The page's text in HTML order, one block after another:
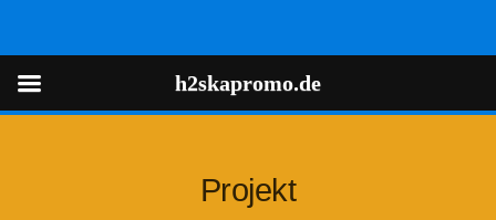
h2skapromo.de
Projekt
h2skapromo.de